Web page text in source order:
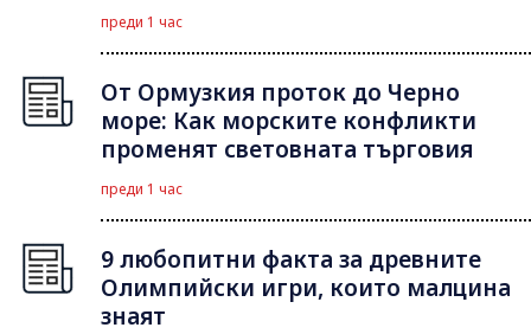
преди 1 час
От Ормузкия проток до Черно
море: Как морските конфликти
променят световната търговия
преди 1 час
9 любопитни факта за древните
Олимпийски игри, които малцина
знаят